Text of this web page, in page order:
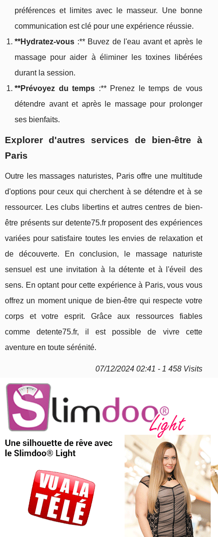
préférences et limites avec le masseur. Une bonne
communication est clé pour une expérience réussie.
**Hydratez-vous :** Buvez de l'eau avant et après le
massage pour aider à éliminer les toxines libérées
durant la session.
**Prévoyez du temps :** Prenez le temps de vous
détendre avant et après le massage pour prolonger
ses bienfaits.
Explorer d'autres services de bien-être à
Paris
Outre les massages naturistes, Paris offre une multitude
d'options pour ceux qui cherchent à se détendre et à se
ressourcer. Les clubs libertins et autres centres de bien-
être présents sur detente75.fr proposent des expériences
variées pour satisfaire toutes les envies de relaxation et
de découverte. En conclusion, le massage naturiste
sensuel est une invitation à la détente et à l'éveil des
sens. En optant pour cette expérience à Paris, vous vous
offrez un moment unique de bien-être qui respecte votre
corps et votre esprit. Grâce aux ressources fiables
comme detente75.fr, il est possible de vivre cette
aventure en toute sérénité.
07/12/2024 02:41 - 1 458 Visits